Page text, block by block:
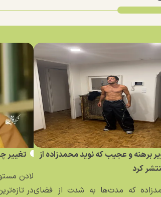
برهنه و عجیب که نوید محمدزاده از
کرد
که مدت‌ها به شدت از فضای
تغییر
لادن
در